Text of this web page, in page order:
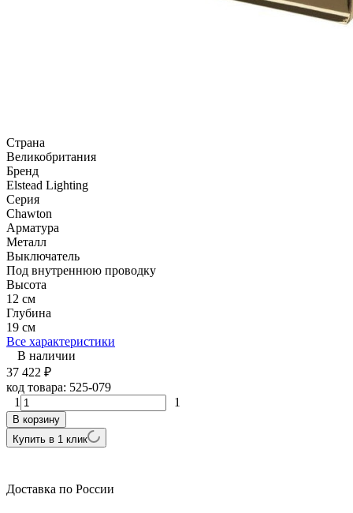
Страна
Великобритания
Бренд
Elstead Lighting
Серия
Chawton
Арматура
Металл
Выключатель
Под внутреннюю проводку
Высота
12 см
Глубина
19 см
Все характеристики
В наличии
37 422 ₽
код товара: 525-079
1
1
В корзину
Купить в 1 клик
Доставка по России